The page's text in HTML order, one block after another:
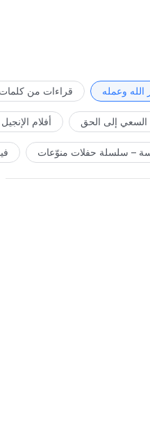
قراءات من كلمات
أفلام الإنجيل
– سلسلة حفلات منوّعات